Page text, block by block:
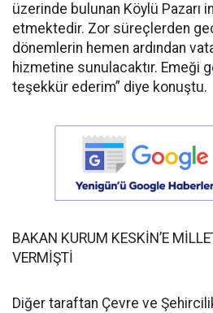
üzerinde bulunan Köylü Pazarı
etmektedir. Zor süreçlerden
dönemlerin hemen ardından
hizmetine sunulacaktır. Emeği
teşekkür ederim” diye konuştu.
BAKAN KURUM KESKİN’E
VERMİŞTİ
Diğer taraftan Çevre ve